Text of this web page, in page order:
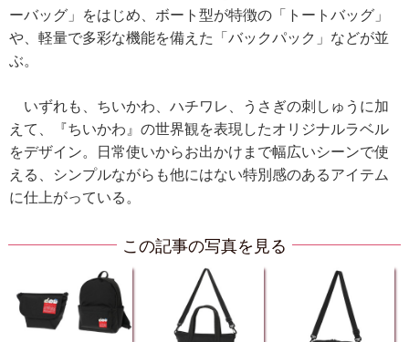
ーバッグ」をはじめ、ボート型が特徴の「トートバッグ」
や、軽量で多彩な機能を備えた「バックパック」などが並
ぶ。
いずれも、ちいかわ、ハチワレ、うさぎの刺しゅうに加
えて、『ちいかわ』の世界観を表現したオリジナルラベル
をデザイン。日常使いからお出かけまで幅広いシーンで使
える、シンプルながらも他にはない特別感のあるアイテム
に仕上がっている。
この記事の写真を見る